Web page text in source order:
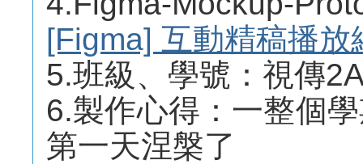
[Figma] 互動精稿播放
5.班級、學號：視傳
6.製作心得：一整個
第一天涅槃了